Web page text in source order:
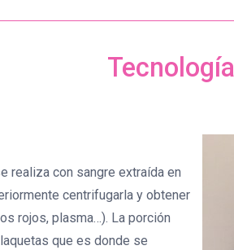
realiza con sangre extraída en
centrifugarla y obtener
rojos, plasma…). La porción
que es donde se